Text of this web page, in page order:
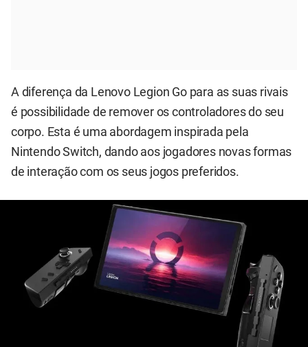
A diferença da Lenovo Legion Go para as suas rivais
é possibilidade de remover os controladores do seu
corpo. Esta é uma abordagem inspirada pela
Nintendo Switch, dando aos jogadores novas formas
de interação com os seus jogos preferidos.